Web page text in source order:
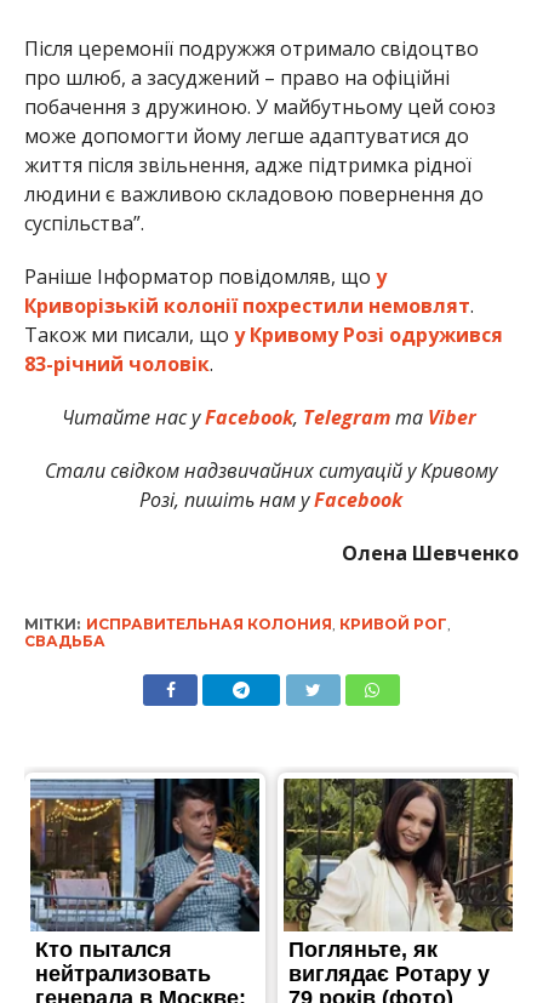
Після церемонії подружжя отримало свідоцтво
про шлюб, а засуджений – право на офіційні
побачення з дружиною. У майбутньому цей союз
може допомогти йому легше адаптуватися до
життя після звільнення, адже підтримка рідної
людини є важливою складовою повернення до
суспільства”.
Раніше Інформатор повідомляв, що у
Криворізькій колонії похрестили немовлят.
Також ми писали, що у Кривому Розі одружився
83-річний чоловік.
Читайте нас уFacebook, Telegramта Viber
Стали свідком надзвичайних ситуацій у Кривому
Розі, пишіть нам уFacebook
Олена Шевченко
МІТКИ: ИСПРАВИТЕЛЬНАЯ КОЛОНИЯ, КРИВОЙ РОГ,
СВАДЬБА